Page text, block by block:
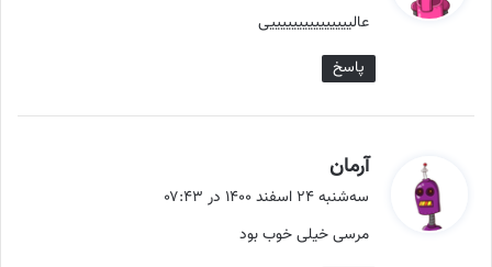
:
عالیییییییییییییییی
پاسخ
آرمان
ف
:
سه‌شنبه ۲۴ اسفند ۱۴۰۰ در ۰۷:۴۳
مرسی خیلی خوب بود